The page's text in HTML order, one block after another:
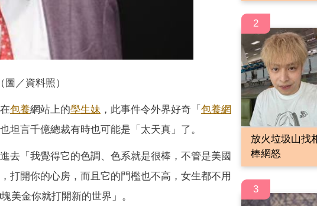
／資料照）
包養網站上的學生妹 ，此事件令外界好奇「 包養網
坦言千億總裁有時也可能是「太天真」了。
去「我覺得它的色調、色系就是很棒，不管是美國
打開你的心房，而且它的門檻也不高，女生都不用
美金你就打開新的世界」。
2
放火垃圾山找
棒網怒
3